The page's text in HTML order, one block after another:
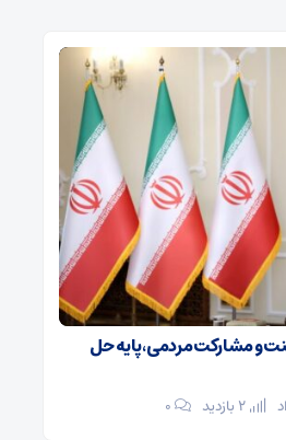
و مشارکت مردمی، پایه حل
۰